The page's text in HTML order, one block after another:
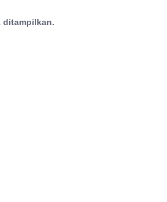
ditampilkan.